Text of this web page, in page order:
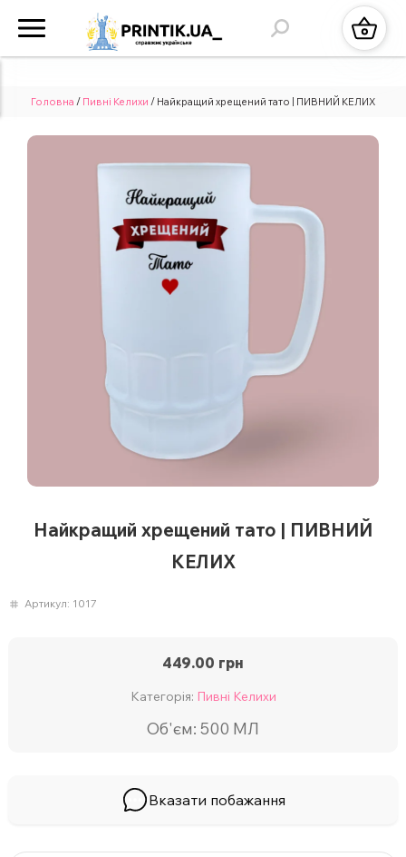
Головна / Пивні Келихи / Найкращий хрещений тато | ПИВНИЙ КЕЛИХ
Найкращий хрещений тато | ПИВНИЙ
КЕЛИХ
Артикул: 1017
449.00 грн
Категорія: Пивні Келихи
Об'єм: 500 МЛ
Вказати побажання